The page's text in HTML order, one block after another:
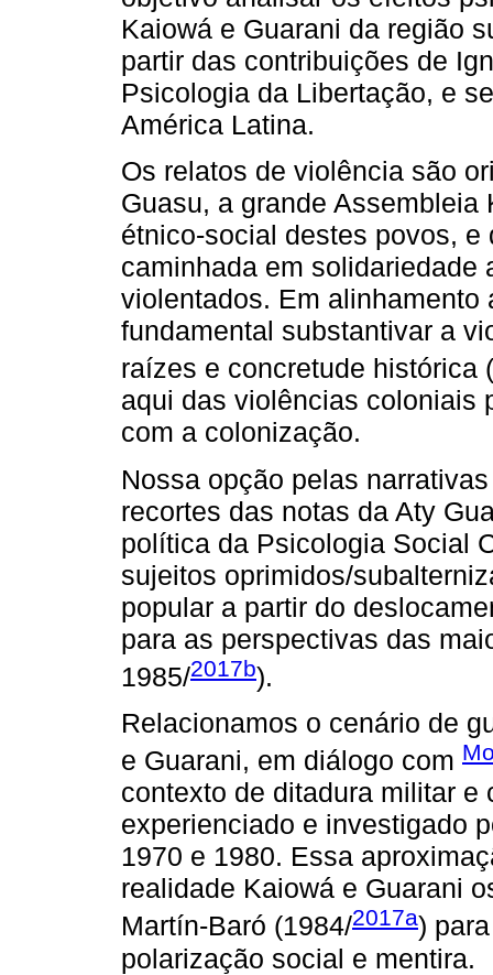
Kaiowá e Guarani da região
partir das contribuições de
Psicologia da Libertação, e
América Latina.
Os relatos de violência são
Guasu, a grande
étnico-social destes povos,
caminhada em solidariedade
violentados. Em
fundamental substantivar a
raízes e concretude histórica
aqui das violências coloniais
com a colonização.
Nossa opção pelas
recortes das notas da Aty
política da Psicologia Social
sujeitos oprimidos/
popular a partir do
para as perspectivas das
1985/2017b).
Relacionamos o cenário de
e Guarani, em diálogo com
contexto de ditadura militar e
experienciado e investigado
1970 e 1980. Essa
realidade Kaiowá e Guarani
Martín-Baró (1984/2017a)
polarização social e mentira.